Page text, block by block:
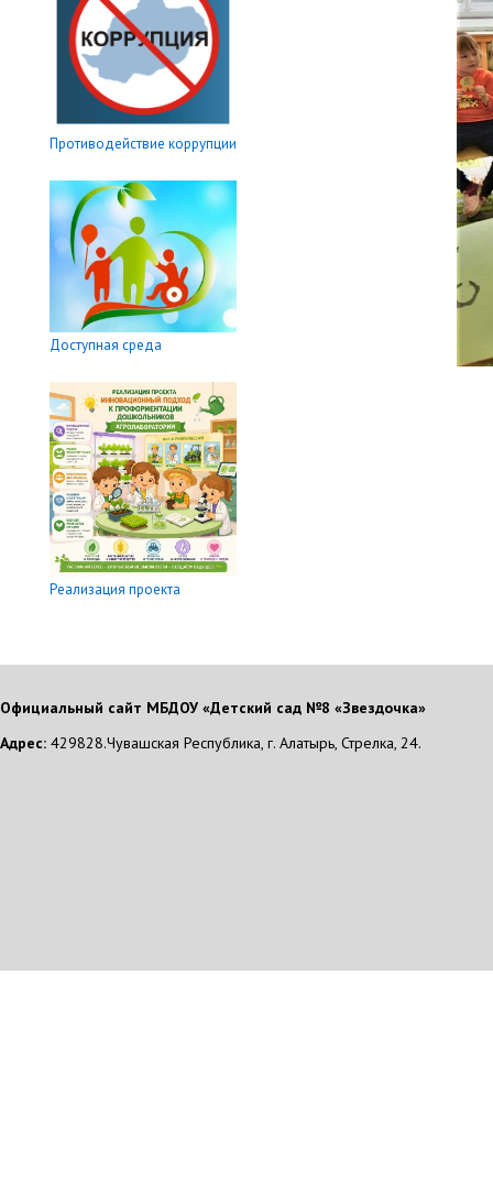
Противодействие коррупции
Доступная среда
Реализация проекта
Официальный сайт МБДОУ «Детский сад №8 «Звездочка»
Адрес: 429828.Чувашская Республика, г. Алатырь, Стрелка, 24.